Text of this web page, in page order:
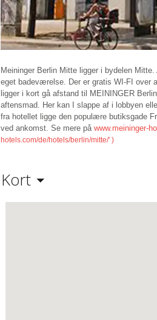
Meininger Berlin Mitte ligger i bydelen
eget badeværelse. Der er gratis WI-FI over
ligger i kort gå afstand til MEININGER
aftensmad. Her kan I slappe af i lobbyen
fra hotellet ligge den populære butiksgade
ved ankomst. Se mere på www.meininger-
Kort